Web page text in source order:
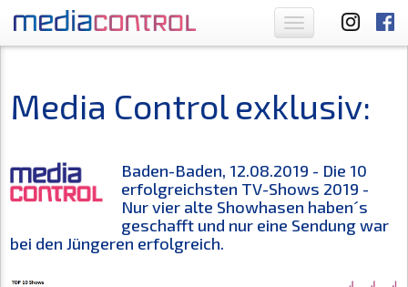
Toggle
navigation
Media Control exklusiv:
Baden-Baden, 12.08.2019 - Die 10
erfolgreichsten TV-Shows 2019 -
Nur vier alte Showhasen haben´s
geschafft und nur eine Sendung war
bei den Jüngeren erfolgreich.